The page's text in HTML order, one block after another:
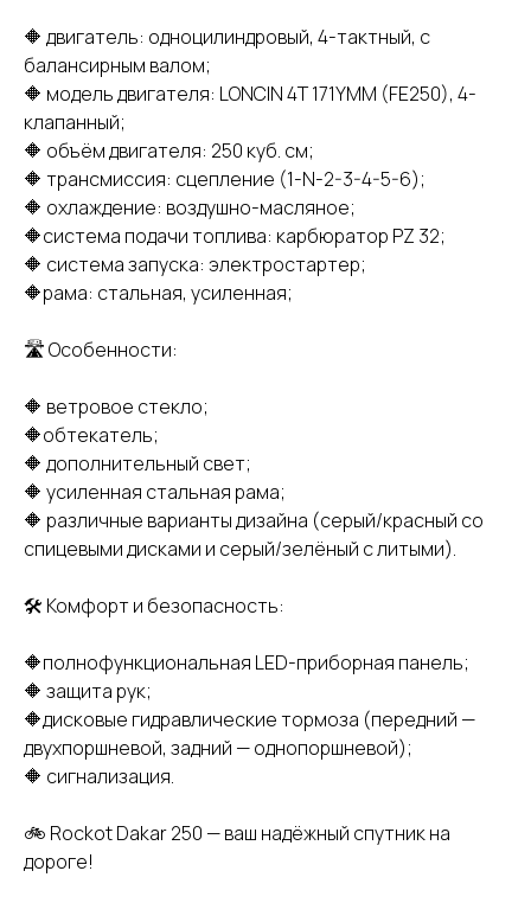
🔶 двигатель: одноцилиндровый, 4-тактный, с
балансирным валом;
🔶 модель двигателя: LONCIN 4Т 171YMM (FE250), 4-
клапанный;
🔶 объём двигателя: 250 куб. см;
🔶 трансмиссия: сцепление (1-N-2-3-4-5-6);
🔶 охлаждение: воздушно-масляное;
🔶система подачи топлива: карбюратор PZ 32;
🔶 система запуска: электростартер;
🔶рама: стальная, усиленная;
🛣 Особенности:
🔶 ветровое стекло;
🔶обтекатель;
🔶 дополнительный свет;
🔶 усиленная стальная рама;
🔶 различные варианты дизайна (серый/красный со
спицевыми дисками и серый/зелёный с литыми).
🛠 Комфорт и безопасность:
🔶полнофункциональная LED-приборная панель;
🔶 защита рук;
🔶дисковые гидравлические тормоза (передний —
двухпоршневой, задний — однопоршневой);
🔶 сигнализация.
🚲 Rockot Dakar 250 — ваш надёжный спутник на
дороге!